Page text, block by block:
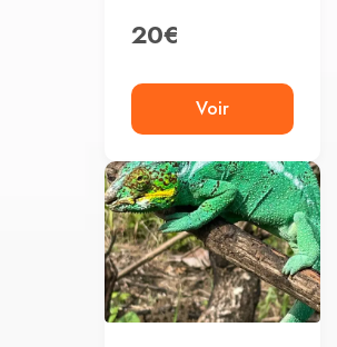
20€
Voir